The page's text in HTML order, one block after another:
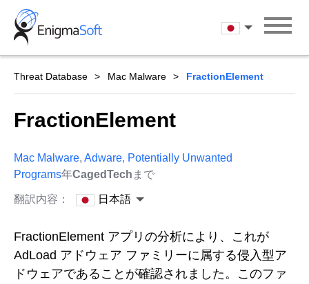
Skip
content
日本語
Threat Database Mac Malware FractionElement
FractionElement
Mac Malware, Adware, Potentially Unwanted
Programs年CagedTech まで
翻訳内容： 日本語
FractionElement アプリの分析により、これが
AdLoad アドウェア ファミリーに属する侵入型ア
ドウェアであることが確認されました。このファ